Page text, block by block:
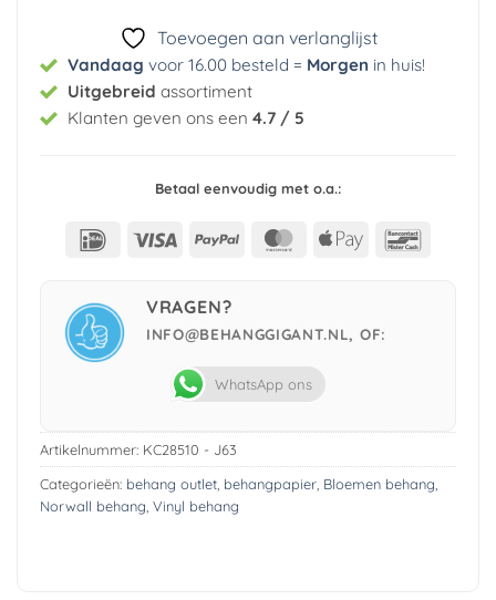
Toevoegen aan verlanglijst
Vandaag voor 16.00 besteld = Morgen in huis!
Uitgebreid assortiment
Klanten geven ons een 4.7 / 5
Betaal eenvoudig met o.a.:
IDeal Visa PayPal MasterCard
Apple
VRAGEN?
INFO@BEHANGGIGANT.NL, OF:
WhatsApp ons
Artikelnummer: KC28510 - J63
Categorieën: behang outlet, behangpapier, Bloemen behang
Norwall behang Vinyl behang